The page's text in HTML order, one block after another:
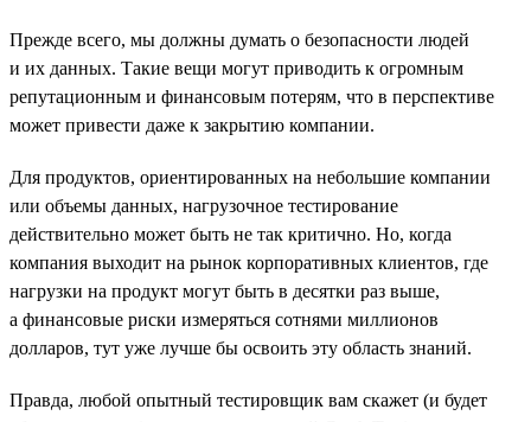
Прежде всего, мы должны думать о безопасности людей
и их данных. Такие вещи могут приводить к огромным
репутационным и финансовым потерям, что в перспективе
может привести даже к закрытию компании.
Для продуктов, ориентированных на небольшие компании
или объемы данных, нагрузочное тестирование
действительно может быть не так критично. Но, когда
компания выходит на рынок корпоративных клиентов, где
нагрузки на продукт могут быть в десятки раз выше,
а финансовые риски измеряться сотнями миллионов
долларов, тут уже лучше бы освоить эту область знаний.
Правда, любой опытный тестировщик вам скажет (и будет